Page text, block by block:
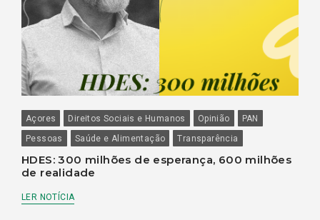
Açores Direitos Sociais e Humanos Opinião
PAN
Pessoas
Saúde e Alimentação Transparência
HDES: 300 milhões de esperança, 600 milhões
de realidade
LER NOTÍCIA